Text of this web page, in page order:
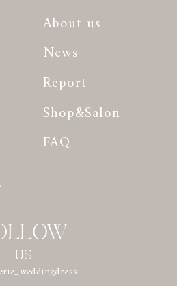
About us
News
Report
Shop&Salon
FAQ
US